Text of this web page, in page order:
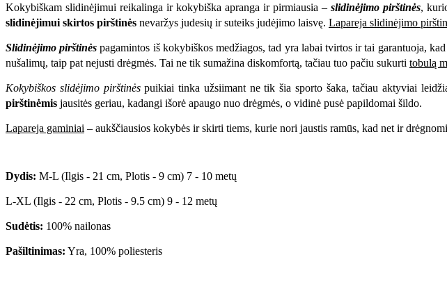
Kokybiškam slidinėjimui reikalinga ir kokybiška apranga ir pirmiausia – slidinėjimo pirštinės,
slidinėjimui skirtos pirštinės nevaržys judesių ir suteiks judėjimo laisvę. Lapareja slidinėjimo
Slidinėjimo pirštinės pagamintos iš kokybiškos medžiagos, tad yra labai tvirtos ir tai garantuoja,
nušalimų, taip pat nejusti drėgmės. Tai ne tik sumažina diskomfortą, tačiau tuo pačiu sukurti tobulą
Kokybiškos slidėjimo pirštinėspuikiai tinka užsiimant ne tik šia sporto šaka, tačiau aktyviai
pirštinėmis jausitės geriau, kadangi išorė apaugo nuo drėgmės, o vidinė pusė papildomai šildo.
Lapareja gaminiai – aukščiausios kokybės ir skirti tiems, kurie nori jaustis ramūs, kad net ir
Dydis: M-L (Ilgis - 21 cm, Plotis - 9 cm) 7 - 10 metų
L-XL (Ilgis - 22 cm, Plotis - 9.5 cm) 9 - 12 metų
Sudėtis: 100% nailonas
Pašiltinimas: Yra, 100% poliesteris